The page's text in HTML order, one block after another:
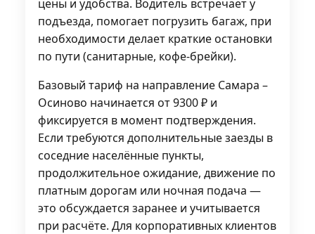
цены и удобства. Водитель встречает у
подъезда, помогает погрузить багаж, при
необходимости делает краткие остановки
по пути (санитарные, кофе-брейки).
Базовый тариф на направление Самара –
Осиново начинается от 9300 ₽ и
фиксируется в момент подтверждения.
Если требуются дополнительные заезды в
соседние населённые пункты,
продолжительное ожидание, движение по
платным дорогам или ночная подача —
это обсуждается заранее и учитывается
при расчёте. Для корпоративных клиентов